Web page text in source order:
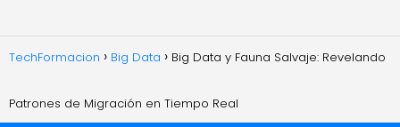
TechFormacion Big Data Big Data y Fauna Salvaje: Revelando
Patrones de Migración en Tiempo Real